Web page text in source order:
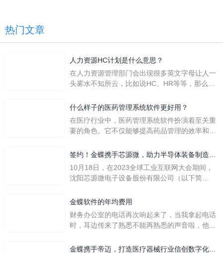
热门文章
人力资源HC计划是什么意思？
在人力资源管理部门会出现很多英文字母让人一
头雾水不知所云，比如说HC、HR等等，那么它
么呢？
什么样子的医药管理系统软件更好用？
在医疗行业中，医药管理系统软件扮演着至关重
要的角色。它不仅能够提高药品管理的效率和准
一个好用的医药管理系统软件应具备以下特点。
首先，系统的界面应直观易用，允许用户无障碍
地进行操作。 复杂的
签约！金蝶携手芯源微，助力半导体装备制造领
先企业迈向世界
10月18日，在2023全球工业互联网大会期间，
沈阳芯源微电子设备股份有限公司（以下简
下简称“金蝶”）在辽宁沈阳签署战略合作协议。
此次合作，将基于金蝶云·星空，建设芯源微运
营管控平台，从而实现公司产研一体化、业财一
体化，提升公司整体业务水平。
金蝶软件的年均费用
财务办公室的电话再次响起来了，当我拿起电话
时，耳边传来了熟悉不能再熟悉的声音啦，他就
软件过程中遇到任何问题，我都可以获得金蝶服
金蝶携手帝迈，打造医疗器械行业信创数字化标